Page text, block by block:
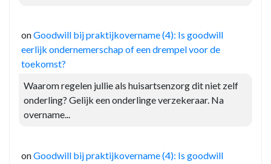
onGoodwill bij praktijkovername (4): Is goodwill
eerlijk ondernemerschap of een drempel voor de
toekomst?
Waarom regelen jullie als huisartsenzorg dit niet zelf
onderling? Gelijk een onderlinge verzekeraar. Na
overname...
onGoodwill bij praktijkovername (4): Is goodwill